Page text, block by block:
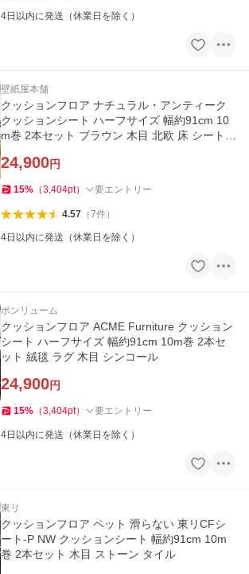
4日以内に発送（休業日を除く）
壁紙屋本舗
クッションフロア ナチュラル・アンティーク
クッションシート ハーフサイズ 幅約91cm 10
m巻 2本セット ブラウン 木目 北欧 床 シート
24,900円
15% （3,404pt） 要エントリー
4.57（7件）
4日以内に発送（休業日を除く）
ポンリューム
クッションフロア ACME Furniture クッション
シート ハーフサイズ 幅約91cm 10m巻 2本セ
ット 絨毯 ラグ 木目 シンコール
24,900円
15% （3,404pt） 要エントリー
4日以内に発送（休業日を除く）
東リ
クッションフロア ペット 滑らない 東リCFシ
ート-P NW クッションシート 幅約91cm 10m
巻 2本セット 木目 ストーン タイル